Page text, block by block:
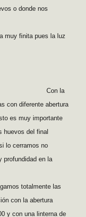
o donde nos
muy finita pues la luz
Con la
con diferente abertura
es muy importante
huevos del final
lo cerramos no
profundidad en la
totalmente las
con la abertura
y con una linterna de